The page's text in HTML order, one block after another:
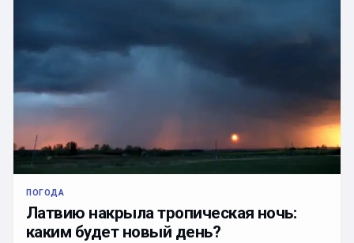
ПОГОДА
Латвию накрыла тропическая ночь:
каким будет новый день?